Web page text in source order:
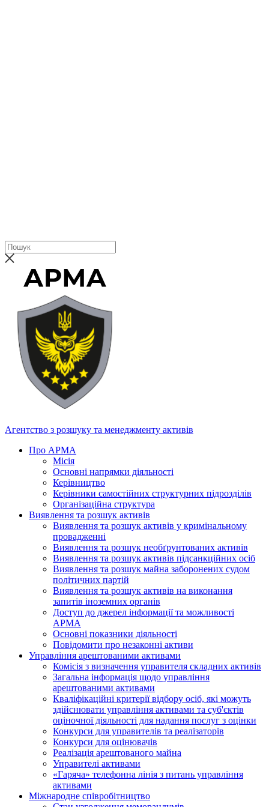
Агентство з розшуку та менеджменту активів
Про АРМА
Місія
Основні напрямки діяльності
Керівництво
Керівники самостійних структурних підрозділів
Організаційна структура
Виявлення та розшук активів
Виявлення та розшук активів у кримінальному
провадженні
Виявлення та розшук необґрунтованих активів
Виявлення та розшук активів підсанкційних осіб
Виявлення та розшук майна заборонених судом
політичних партій
Виявлення та розшук активів на виконання
запитів іноземних органів
Доступ до джерел інформації та можливості
АРМА
Основні показники діяльності
Повідомити про незаконні активи
Управління арештованими активами
Комісія з визначення управителя складних активів
Загальна інформація щодо управління
арештованими активами
Кваліфікаційні критерії відбору осіб, які можуть
здiйснювати управління активами та суб'єктів
оціночної діяльності для надання послуг з оцінки
Конкурси для управителів та реалізаторів
Конкурси для оцінювачів
Реалізація арештованого майна
Управителі активами
«Гаряча» телефонна лінія з питань управління
активами
Міжнародне співробітництво